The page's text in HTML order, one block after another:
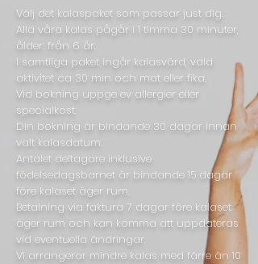
Välj det kalaspaket som passar just dig.
Alla våra kalas pågår i 1 timma 30 minuter,
ålder: från 6 år.
I samtliga paket ingår kalasvärd, vald
aktivitet ca 30 min och mat eller fika.
Vid bokning uppge ev allergier eller
specialkost.
Din bokning är bindande 30 dagar innan
valt kalasdatum.
Antalet deltagare inklusive
födelsedagsbarnet är bindande 15 dagar
före kalaset äger rum.
Betalning via faktura 7 dagar före kalaset
äger rum och kan komma att uppdateras
vid eventuella ändringar.
Vi arrangerar mindre kalas med färre än 10